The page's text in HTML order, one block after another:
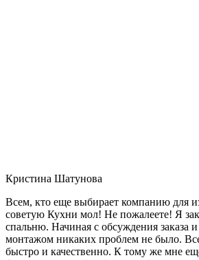
Кристина Шатунова
Всем, кто еще выбирает компанию для
советую Кухни мол! Не пожалеете! Я
спальню. Начиная с обсуждения заказа и
монтажом никаких проблем не было.
быстро и качественно. К тому же мне